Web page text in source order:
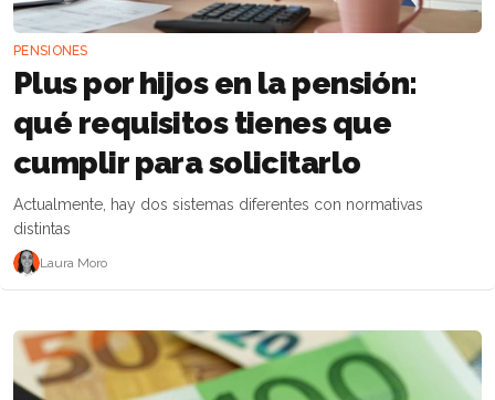
PENSIONES
Plus por hijos en la pensión:
qué requisitos tienes que
cumplir para solicitarlo
Actualmente, hay dos sistemas diferentes con normativas
distintas
Laura Moro